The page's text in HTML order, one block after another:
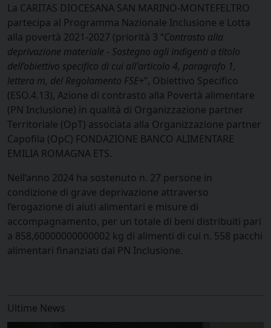
La CARITAS DIOCESANA SAN MARINO-MONTEFELTRO
partecipa al Programma Nazionale Inclusione e Lotta
alla povertà 2021-2027 (priorità 3 “Contrasto alla
deprivazione materiale - Sostegno agli indigenti a titolo
dell’obiettivo specifico di cui all'articolo 4, paragrafo 1,
lettera m, del Regolamento FSE+”, Obiettivo Specifico
(ESO.4.13), Azione di contrasto alla Povertà alimentare
(PN Inclusione) in qualità di Organizzazione partner
Territoriale (OpT) associata alla Organizzazione partner
Capofila (OpC) FONDAZIONE BANCO ALIMENTARE
EMILIA ROMAGNA ETS.
Nell’anno 2024 ha sostenuto n. 27 persone in
condizione di grave deprivazione attraverso
l’erogazione di aiuti alimentari e misure di
accompagnamento, per un totale di beni distribuiti pari
a 858,60000000000002 kg di alimenti di cui n. 558 pacchi
alimentari finanziati dal PN Inclusione.
Ultime News